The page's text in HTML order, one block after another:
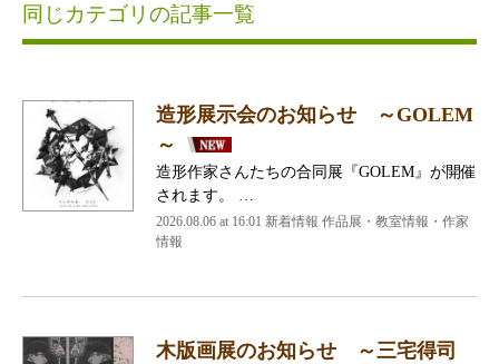
同じカテゴリの記事一覧
造形展示会のお知らせ ～GOLEM
～
造形作家さんたちの合同展『GOLEM』が開催
されます。 …
2026.08.06 at 16:01 新着情報 作品展・教室情報・作家
情報
木版画展のお知らせ ～三宅得司